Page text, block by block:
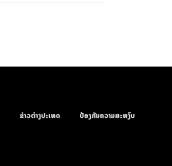
ຂ່າວຕ່າງປະເທດ ປ້ອງກັນຄວາມສະຫງົບ